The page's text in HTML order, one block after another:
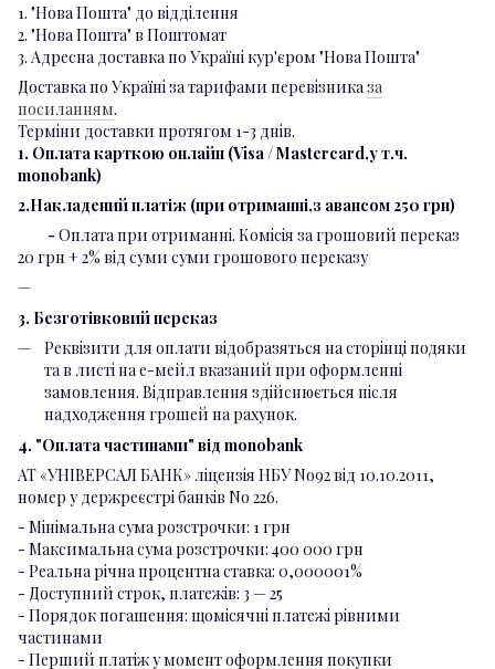
1. "Нова Пошта" до відділення
2. "Нова Пошта" в Поштомат
3. Адресна доставка по Україні кур'єром "Нова Пошта"
Доставка по Україні за тарифами перевізника за
посиланням.
Терміни доставки протягом 1-3 днів.
1. Оплата карткою онлайн (Visa / Mastercard,у т.ч.
monobank)
2.Накладений платіж (при отриманні,з авансом 250 грн)
- Оплата при отриманні. Комісія за грошовий переказ
20 грн + 2% від суми суми грошового переказу
3. Безготівковий переказ
Реквізити для оплати відобразяться на сторінці подяки
та в листі на е-мейл вказаний при оформленні
замовлення. Відправлення здійснюється після
надходження грошей на рахунок.
4. "Оплата частинами" від monobank
АТ «УНІВЕРСАЛ БАНК» ліцензія НБУ No92 від 10.10.2011,
номер у держреєстрі банків No 226.
- Мінімальна сума розстрочки: 1 грн
- Максимальна сума розстрочки: 400 000 грн
- Реальна річна процентна ставка: 0,000001%
- Доступний строк, платежів: 3 — 25
- Порядок погашення: щомісячні платежі рівними
частинами
- Перший платіж у момент оформлення покупки